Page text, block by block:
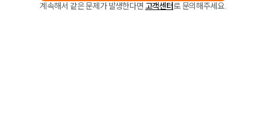
계속해서 같은 문제가 발생한다면 고객센터로 문의해주세요.